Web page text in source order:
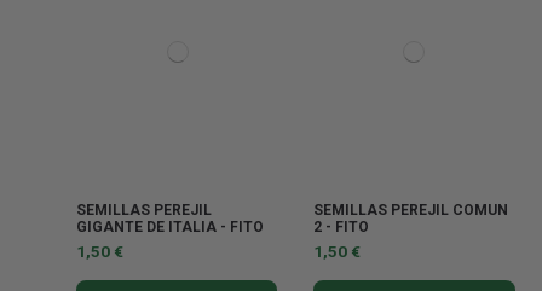
SEMILLAS PEREJIL
GIGANTE DE ITALIA - FITO
1,50 €
SEMILLAS PEREJIL COMUN
2 - FITO
1,50 €